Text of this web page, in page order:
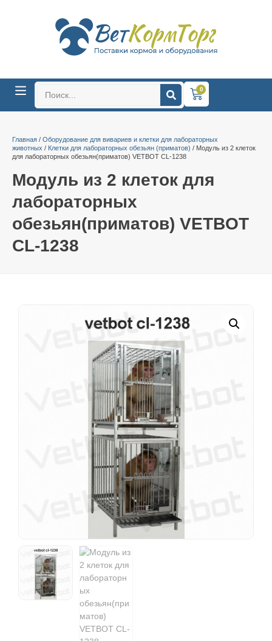
0
Главная / Оборудование для вивариев и клетки для лабораторных
животных / Клетки для лабораторных обезьян (приматов) / Модуль из 2 клеток
для лабораторных обезьян(приматов) VETBOT CL-1238
Модуль из 2 клеток для
лабораторных
обезьян(приматов) VETBOT
CL-1238